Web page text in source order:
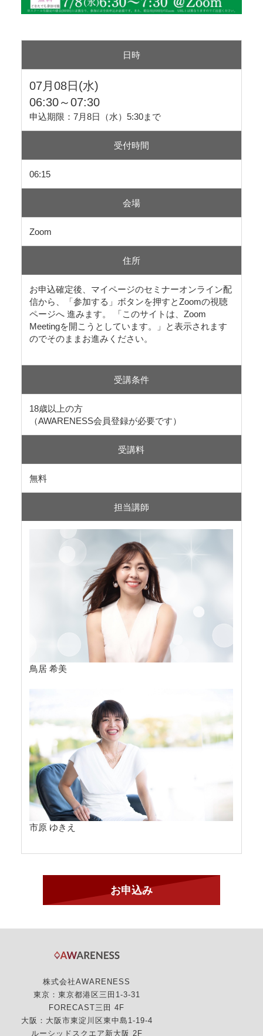
日時
07月08日(水)
06:30～07:30
申込期限：7月8日（水）5:30まで
受付時間
06:15
会場
Zoom
住所
お申込確定後、マイページのセミナーオンライン配
信から、「参加する」ボタンを押すとZoomの視聴
ページへ 進みます。 「このサイトは、Zoom
Meetingを開こうとしています。」と表示されます
のでそのままお進みください。
受講条件
18歳以上の方
（AWARENESS会員登録が必要です）
受講料
無料
担当講師
鳥居 希美
市原 ゆきえ
株式会社AWARENESS
東京：東京都港区三田1-3-31
FORECAST三田 4F
大阪：大阪市東淀川区東中島1-19-4
ルーシッドスクエア新大阪 2F